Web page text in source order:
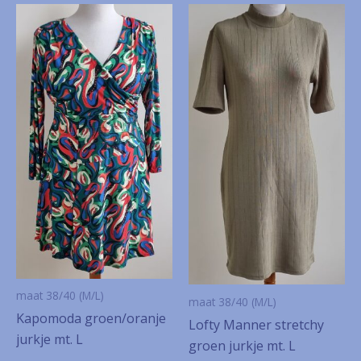
maat 38/40 (M/L)
Kapomoda groen/oranje
jurkje mt. L
maat 38/40 (M/L)
Lofty Manner stretchy
groen jurkje mt. L